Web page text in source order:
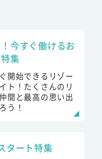
今すぐ働けるお
集
開始できるリゾー
ト！たくさんのリ
間と最高の思い出
う！
タート特集